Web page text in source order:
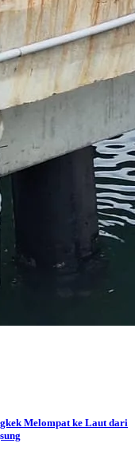
Melompat ke Laut dari